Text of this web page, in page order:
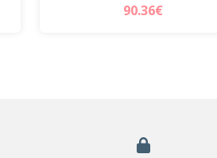
90.36€